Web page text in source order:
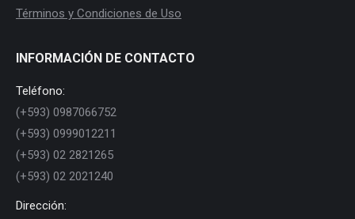
Términos y Condiciones de Uso
INFORMACIÓN DE CONTACTO
Teléfono:
(+593) 0987066752
(+593) 0999012211
(+593) 02 2821265
(+593) 02 2021240
Dirección: